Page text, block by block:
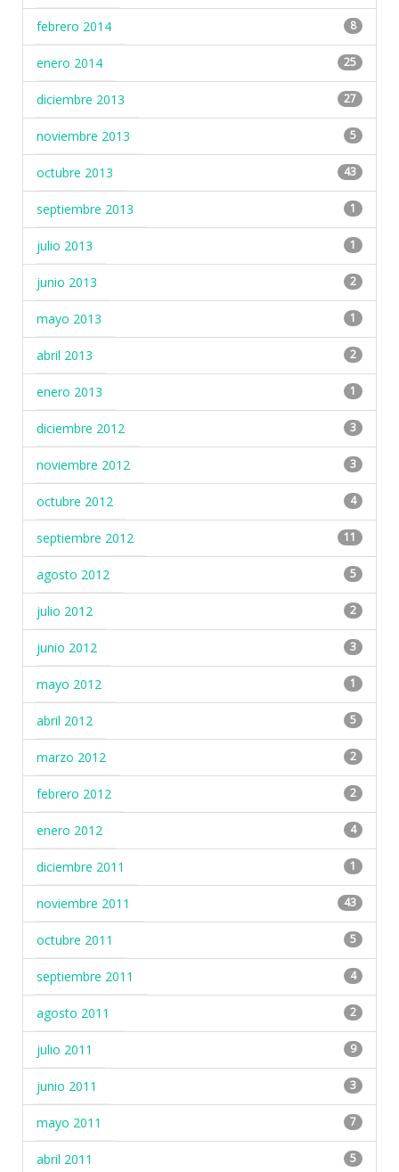
febrero 2014 8
enero 2014 25
diciembre 2013 27
noviembre 2013 5
octubre 2013 43
septiembre 2013 1
julio 2013 1
junio 2013 2
mayo 2013 1
abril 2013 2
enero 2013 1
diciembre 2012 3
noviembre 2012 3
octubre 2012 4
septiembre 2012 11
agosto 2012 5
julio 2012 2
junio 2012 3
mayo 2012 1
abril 2012 5
marzo 2012 2
febrero 2012 2
enero 2012 4
diciembre 2011 1
noviembre 2011 43
octubre 2011 5
septiembre 2011 4
agosto 2011 2
julio 2011 9
junio 2011 3
mayo 2011 7
abril 2011 5